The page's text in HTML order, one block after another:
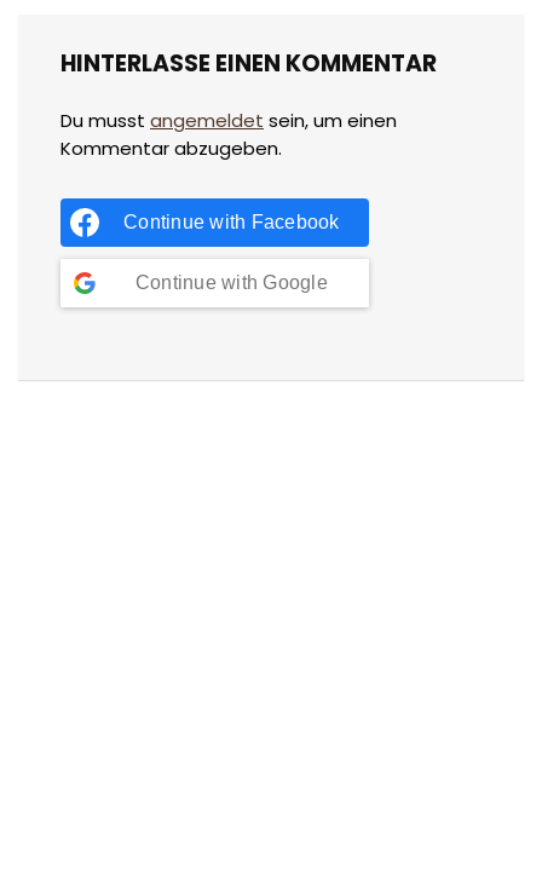
HINTERLASSE EINEN KOMMENTAR
Du musst angemeldet sein, um einen
Kommentar abzugeben.
Continue with Facebook
Continue with Google